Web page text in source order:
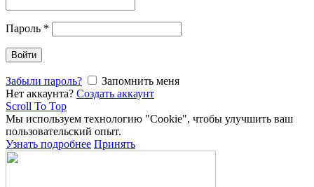
Пароль *
Войти
Забыли пароль?
Запомнить меня
Нет аккаунта? Создать аккаунт
Scroll To Top
Мы используем технологию "Cookie", чтобы улучшить ваш
пользовательский опыт.
Узнать подробнее Принять